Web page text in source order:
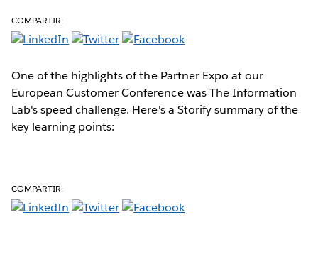
COMPARTIR:
One of the highlights of the Partner Expo at our
European Customer Conference was The Information
Lab's speed challenge. Here's a Storify summary of the
key learning points:
COMPARTIR: